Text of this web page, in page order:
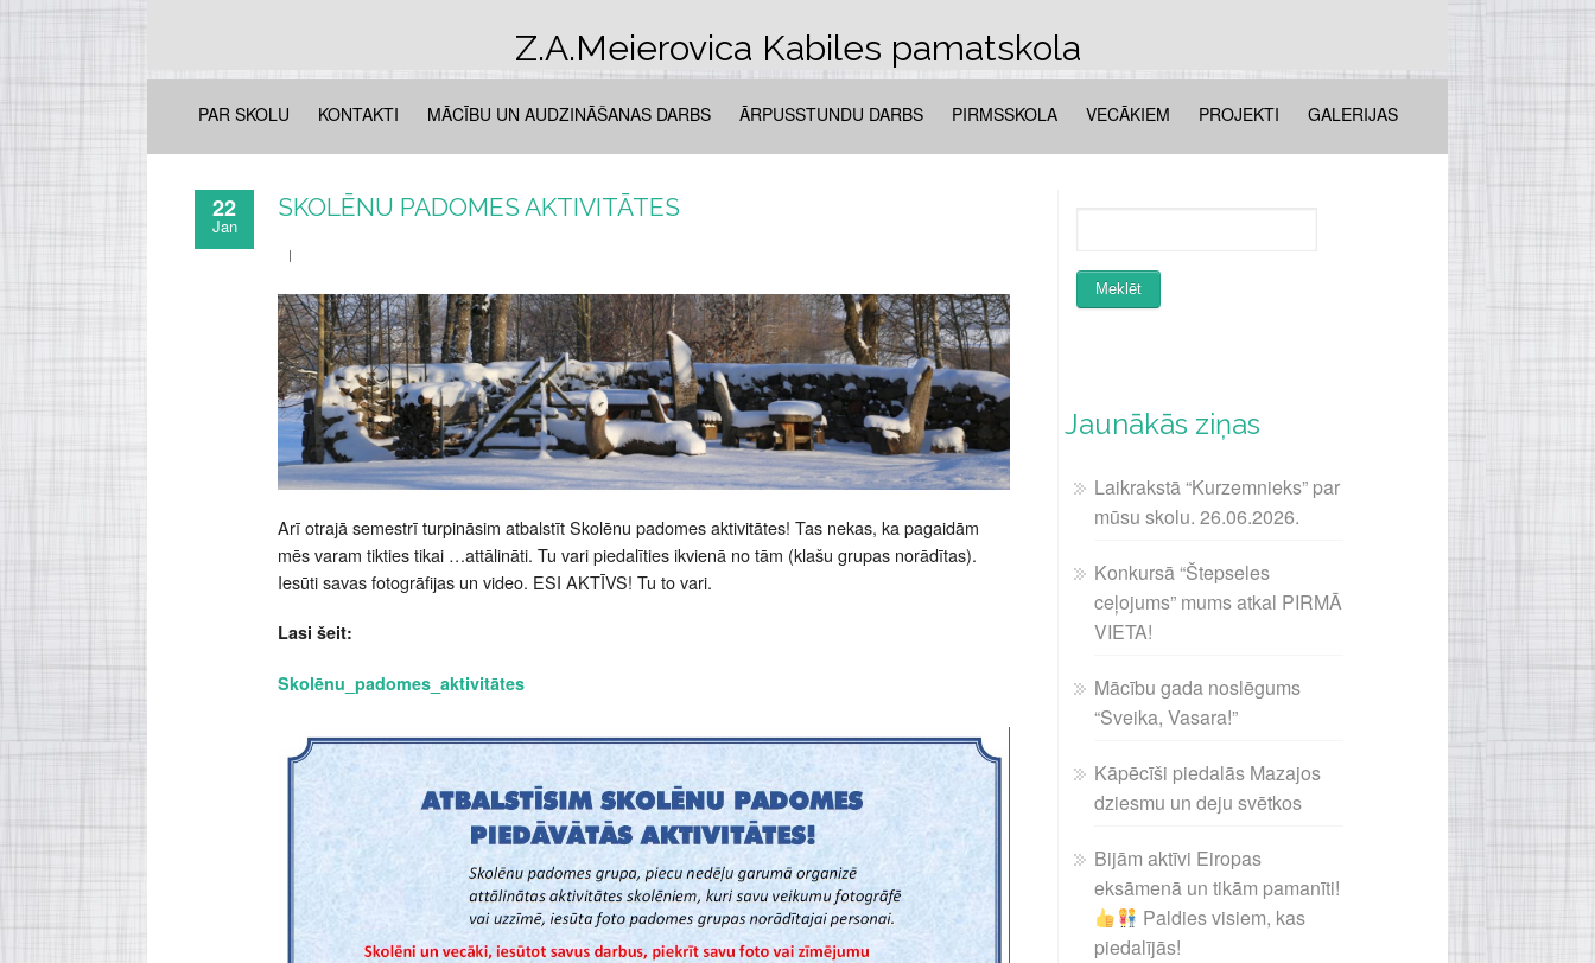
Z.A.Meierovica Kabiles pamatskola
PAR SKOLU KONTAKTI MĀCĪBU UN AUDZINĀŠANAS DARBS ĀRPUSSTUNDU DARBS PIRMSSKOLA VECĀKIEM PROJEKTI GALERIJAS
22
Jan
SKOLĒNU PADOMES AKTIVITĀTES
Arī otrajā semestrī turpināsim atbalstīt Skolēnu padomes aktivitātes! Tas nekas, ka pagaidām
mēs varam tikties tikai …attālināti. Tu vari piedalīties ikvienā no tām (klašu grupas norādītas).
Iesūti savas fotogrāfijas un video. ESI AKTĪVS! Tu to vari.
Lasi šeit:
Skolēnu_padomes_aktivitātes
Jaunākās ziņas
Laikrakstā “Kurzemnieks” par
mūsu skolu. 26.06.2026.
Konkursā “Štepseles
ceļojums” mums atkal PIRMĀ
VIETA!
Mācību gada noslēgums
“Sveika, Vasara!”
Kāpēcīši piedalās Mazajos
dziesmu un deju svētkos
Bijām aktīvi Eiropas
eksāmenā un tikām pamanīti!
Paldies visiem, kas
piedalījās!